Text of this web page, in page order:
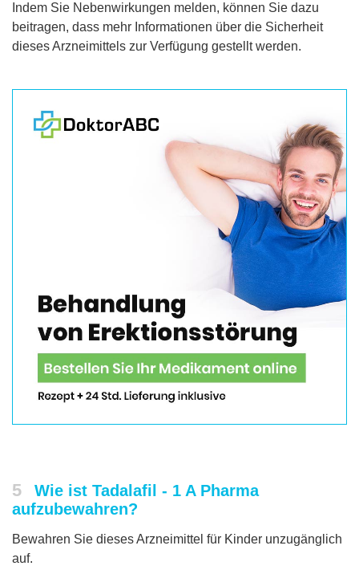
Indem Sie Nebenwirkungen melden, können Sie dazu
beitragen, dass mehr Informationen über die Sicherheit
dieses Arzneimittels zur Verfügung gestellt werden.
5
Wie ist Tadalafil - 1 A Pharma
aufzubewahren?
Bewahren Sie dieses Arzneimittel für Kinder unzugänglich
auf.